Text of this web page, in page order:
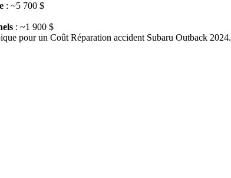
: ~5 700 $
: ~1 900 $
pour un Coût Réparation accident Subaru Outback 2024.